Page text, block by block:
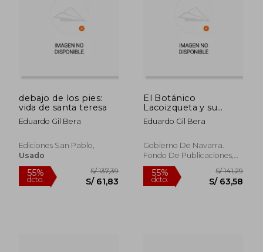
debajo de los pies:
vida de santa teresa
Eduardo Gil Bera
Ediciones San Pablo,
Usado
El Botánico
Lacoizqueta y su
Mundo
Eduardo Gil Bera
Gobierno De Navarra.
Fondo De Publicaciones,
Tapa Blanda, Nuevo